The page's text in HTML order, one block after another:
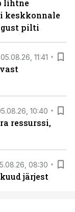
lihtne
keskkonnale
pilti
05.08.26, 11:41
10:40
ressurssi,
08:30
järjest